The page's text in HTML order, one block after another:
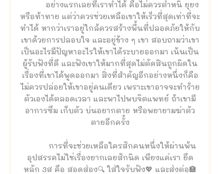
อย่างแรกเลยที่เราทำได้ คือไม่ควรตำหนิ ยุยง
หรือท้าทาย แต่ว่าควรช่วยเหลือเขาให้เร็วที่สุดเท่าที่จะ
ทำได้ หากว่าเราอยู่ใกล้ควรสร้างพื้นที่ปลอดภัยให้กับ
เขาด้วยการปลอบใจ และอยู่ข้าง ๆ เขา สอบถามว่าเขา
เป็นอะไรมีปัญหาอะไรให้เขาได้ระบายออกมา เน้นเป็น
ผู้รับฟังที่ดี และฟังเขาให้มากที่สุดไม่ตัดสินถูกผิดใน
เรื่องที่เขาได้พูดออกมา สิ่งที่สำคัญอีกอย่างหนึ่งก็คือ
ไม่ควรปล่อยให้เขาอยู่คนเดียว เพราะเขาอาจจะทำร้าย
ตัวเองได้ตลอดเวลา และพาไปพบจิตแพทย์ ถ้าเขามี
อาการซึม เก็บตัว บ่นอยากตาย หรือพยายามฆ่าตัว
ตายอีกครั้ง
การที่จะช่วยเหลือใครสักคนหนึ่งให้ผ่านพ้น
อุปสรรคไม่ใช่เรื่องยากเลยสักนิด เพียงแค่เรา ยึด
หลัก 3ส คือ สอดส่อง🔍 ใส่ใจรับฟัง💖 และส่งต่อ🏣